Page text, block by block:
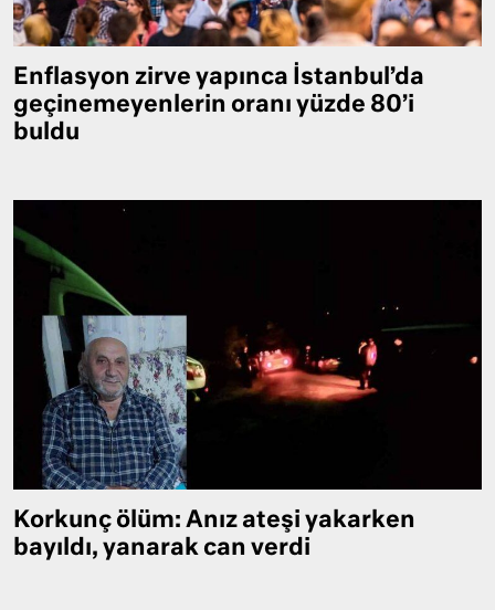
Enflasyon zirve yapınca İstanbul’da
geçinemeyenlerin oranı yüzde 80’i
buldu
Korkunç ölüm: Anız ateşi yakarken
bayıldı, yanarak can verdi